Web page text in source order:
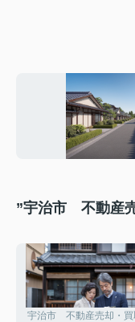
”宇治市 不動産
宇治市 不動産売却・買